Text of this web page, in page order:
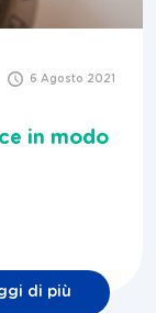
6 Agosto 2021
in modo
di più